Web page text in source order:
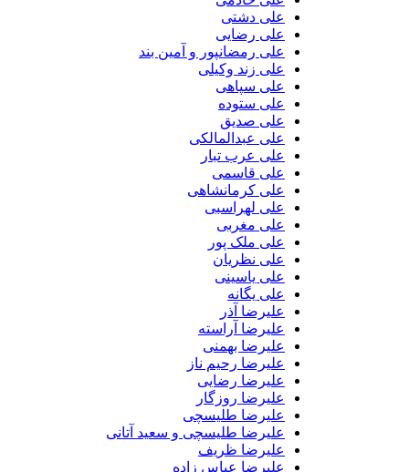
علی دشتی
علی رضایی
علی رمضانپور و آمین بند
علی زند وکیلی
علی سپاهی
علی ستوده
علی صدیق
علی عبدالمالکی
علی عرب تبار
علی قاسمی
علی کرمانشاهی
علی لهراسبی
علی مغربی
علی ملک پور
علی نظریان
علی یاسینی
علی یگانه
علیرضا آذر
علیرضا آراسته
علیرضا بهمنی
علیرضا رحیم ناز
علیرضا رضایی
علیرضا روزگار
علیرضا طلیسچی
علیرضا طلیسچی و سعید آتانی
علیرضا ظریف
علیرضا عباس زاده